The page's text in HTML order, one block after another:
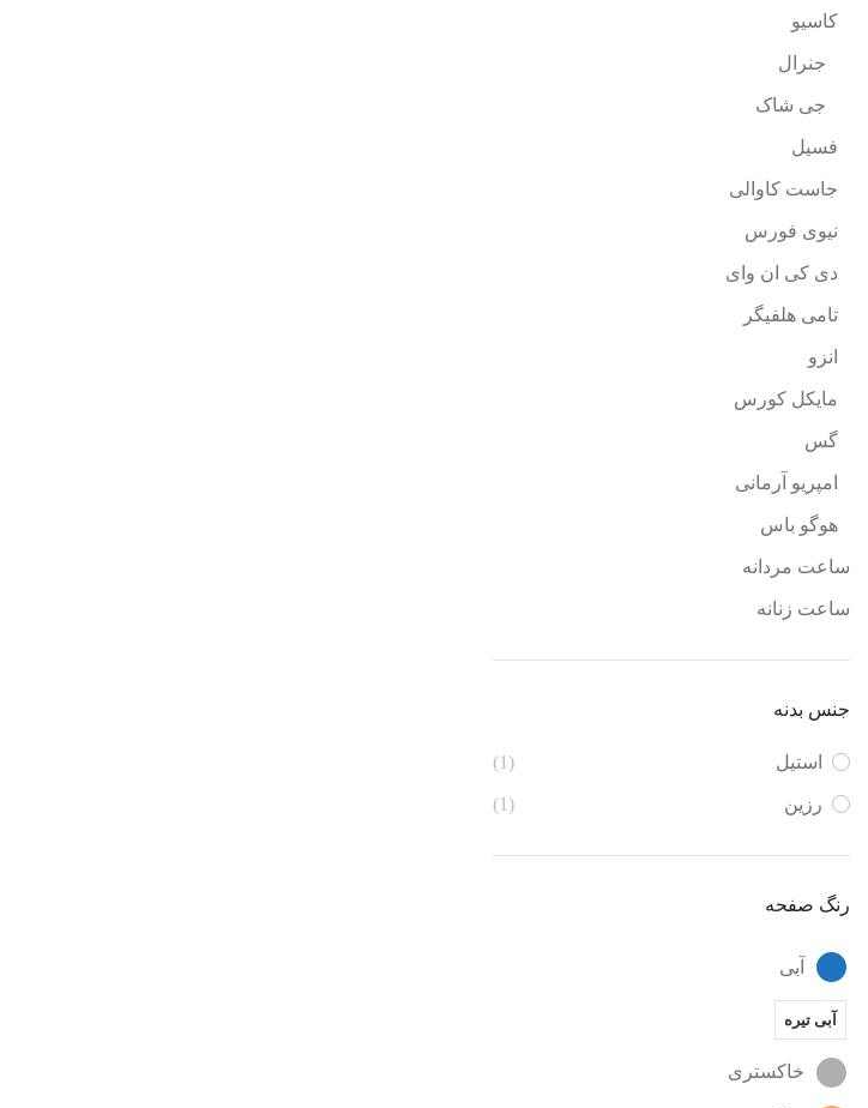
کاسیو
جنرال
جی شاک
فسیل
جاست کاوالی
نیوی فورس
دی کی ان وای
تامی هلفیگر
انزو
مایکل کورس
گس
امپریو آرمانی
هوگو باس
ساعت مردانه
ساعت زنانه
جنس بدنه
استیل (1)
رزین (1)
رنگ صفحه
آبی
آبی تیره
خاکستری